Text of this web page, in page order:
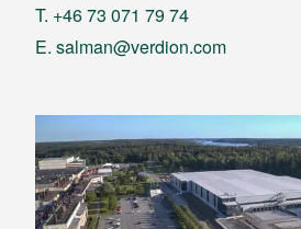
T. +46 73 071 79 74
E. salman@verdion.com